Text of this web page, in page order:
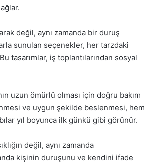
değil, aynı zamanda bir duruş
sunulan seçenekler, her tarzdaki
tasarımlar, iş toplantılarından sosyal
uzun ömürlü olması için doğru bakım
ve uygun şekilde beslenmesi, hem
yıl boyunca ilk günkü gibi görünür.
değil, aynı zamanda
kişinin duruşunu ve kendini ifade